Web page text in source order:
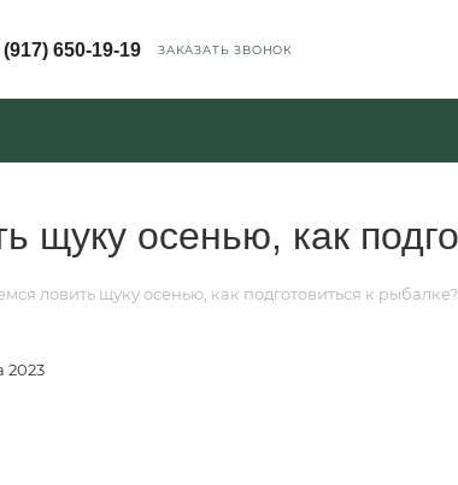
(917) 650-19-19 ЗАКАЗАТЬ ЗВОНОК
щуку осенью, как
ловить щуку осенью, как подготовиться к рыбалке?
2023